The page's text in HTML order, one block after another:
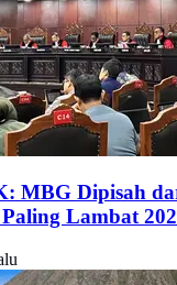
MBG Dipisah
Lambat